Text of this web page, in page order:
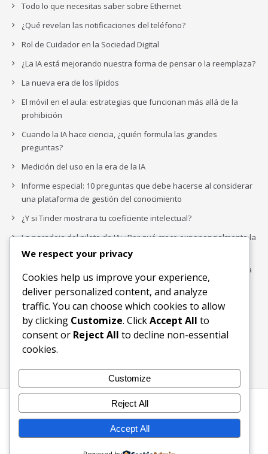
Todo lo que necesitas saber sobre Ethernet
¿Qué revelan las notificaciones del teléfono?
Rol de Cuidador en la Sociedad Digital
¿La IA está mejorando nuestra forma de pensar o la reemplaza?
La nueva era de los lípidos
El móvil en el aula: estrategias que funcionan más allá de la
prohibición
Cuando la IA hace ciencia, ¿quién formula las grandes
preguntas?
Medición del uso en la era de la IA
Informe especial: 10 preguntas que debe hacerse al considerar
una plataforma de gestión del conocimiento
¿Y si Tinder mostrara tu coeficiente intelectual?
La paradoja del piloto de IA: ¿Por qué crece exponencialmente la
complejidad de la IA empresarial?
Los organigramas de marketing se crearon para los canales. La
IA acaba de dejarlos obsoletos.
Buscar
Buscar
Inicio Blog
Bloques Temáticos
Contactos
We respect your privacy
Cookies help us improve your experience,
deliver personalized content, and analyze
traffic. You can choose which cookies to allow
by clicking Customize. ClickAccept All to
consent or Reject All to decline non-essential
cookies.
Customize
Reject All
Accept All